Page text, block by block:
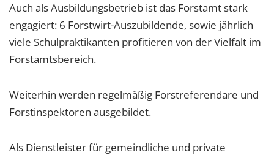
Auch als Ausbildungsbetrieb ist das Forstamt stark
engagiert: 6 Forstwirt-Auszubildende, sowie jährlich
viele Schulpraktikanten profitieren von der Vielfalt im
Forstamtsbereich.
Weiterhin werden regelmäßig Forstreferendare und
Forstinspektoren ausgebildet.
Als Dienstleister für gemeindliche und private